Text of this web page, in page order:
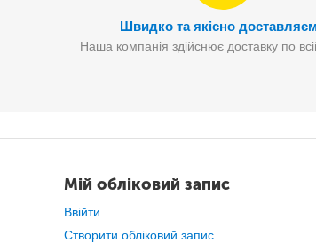
Швидко та якісно
Наша компанія здійснює доставку по
Мій обліковий запис
Ввійти
Створити обліковий запис